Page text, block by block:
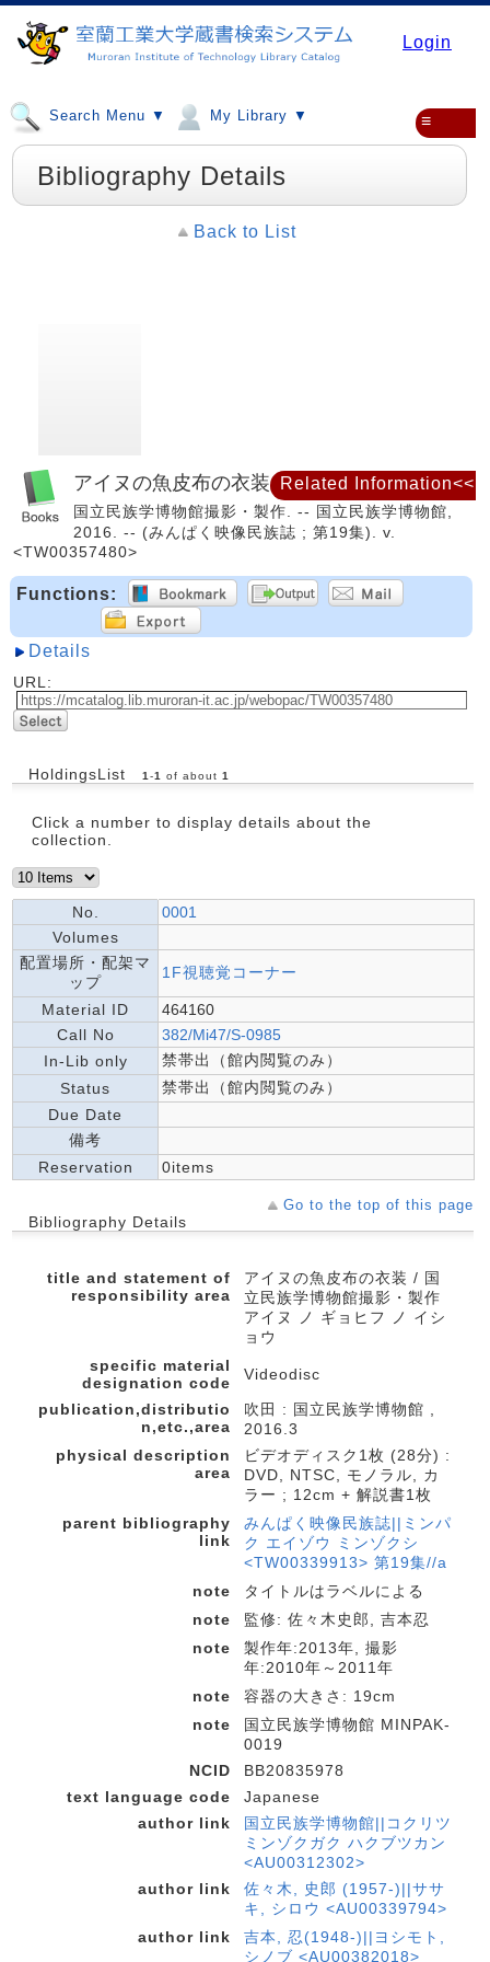
Login
Search Menu ▼ My Library ▼ ≡
Bibliography Details
Back to List
アイヌの魚皮布の衣装
国立民族学博物館撮影・製作. -- 国立民族学博物館,
2016. -- (みんぱく映像民族誌 ; 第19集). v.
<TW00357480>
Functions:
Details
URL:
HoldingsList 1-1 of about 1
Click a number to display details about the
collection.
No.
0001
Volumes
配置場所・配架マ
ップ
1F視聴覚コーナー
Material ID
464160
Call No
382/Mi47/S-0985
In-Lib only
禁帯出（館内閲覧のみ）
Status
禁帯出（館内閲覧のみ）
Due Date
備考
Reservation
0items
Go to the top of this page
Bibliography Details
title and statement of
responsibility area
アイヌの魚皮布の衣装 / 国
立民族学博物館撮影・製作
アイヌ ノ ギョヒフ ノ イシ
ョウ
specific material
designation code
Videodisc
publication,distributio
n,etc.,area
吹田 : 国立民族学博物館 ,
2016.3
physical description
area
ビデオディスク1枚 (28分) :
DVD, NTSC, モノラル, カ
ラー ; 12cm + 解説書1枚
parent bibliography
link
みんぱく映像民族誌||ミンパ
ク エイゾウ ミンゾクシ
<TW00339913> 第19集//a
note
タイトルはラベルによる
note
監修: 佐々木史郎, 吉本忍
note
製作年:2013年, 撮影
年:2010年～2011年
note
容器の大きさ: 19cm
note
国立民族学博物館 MINPAK-
0019
NCID
BB20835978
text language code
Japanese
author link
国立民族学博物館||コクリツ
ミンゾクガク ハクブツカン
<AU00312302>
author link
佐々木, 史郎 (1957-)||ササ
キ, シロウ <AU00339794>
author link
吉本, 忍(1948-)||ヨシモト,
シノブ <AU00382018>
Related Information<<